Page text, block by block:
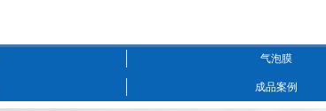
气泡膜
成品案例